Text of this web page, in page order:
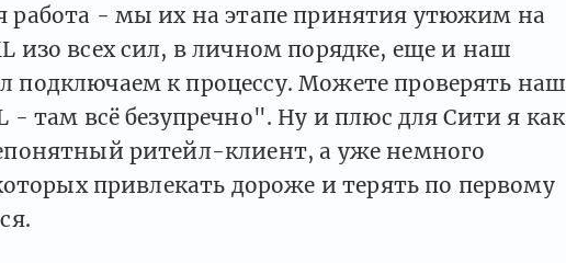
работа - мы их на этапе принятия утюжим на
изо всех сил, в личном порядке, еще и наш
подключаем к процессу. Можете проверять наш
- там всё безупречно". Ну и плюс для Сити я как
ритейл-клиент, а уже немного
привлекать дороже и терять по первому